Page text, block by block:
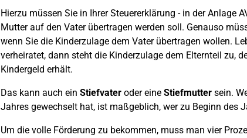
Hierzu müssen Sie in Ihrer Steuererklärung - in der Anlage
Mutter auf den Vater übertragen werden soll. Genauso
wenn Sie die Kinderzulage dem Vater übertragen wollen.
verheiratet, dann steht die Kinderzulage dem Elternteil zu,
Kindergeld erhält.
Das kann auch ein Stiefvater oder eine Stiefmutter sein.
Jahres gewechselt hat, ist maßgeblich, wer zu Beginn des
Um die volle Förderung zu bekommen, muss man vier